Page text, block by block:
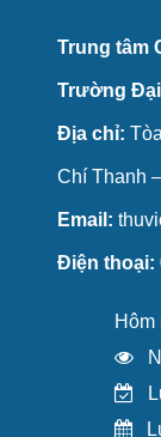
Trung tâm
Trường
Địa chỉ:
Chí Thanh
Email:
Điện thoại:
Hôm